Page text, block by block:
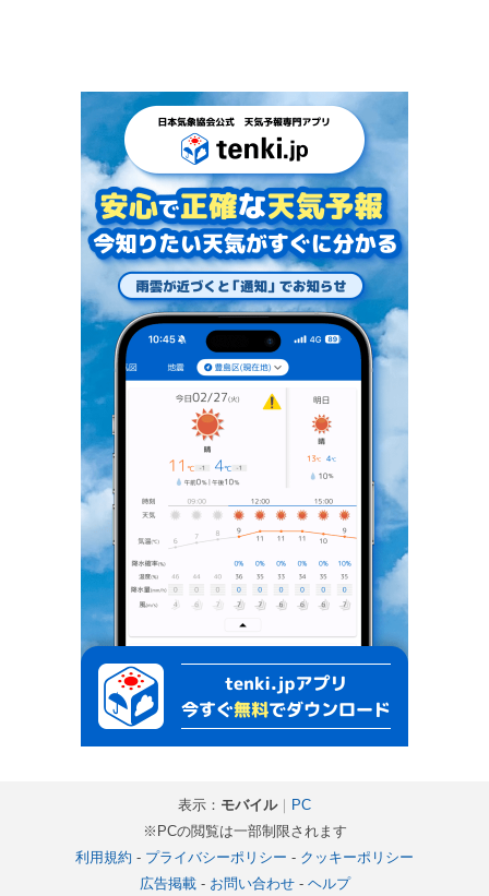
表示： モバイル｜ PC
※PCの閲覧は一部制限されます
利用規約 - プライバシーポリシー - クッキーポリシー
広告掲載- お問い合わせ- ヘルプ